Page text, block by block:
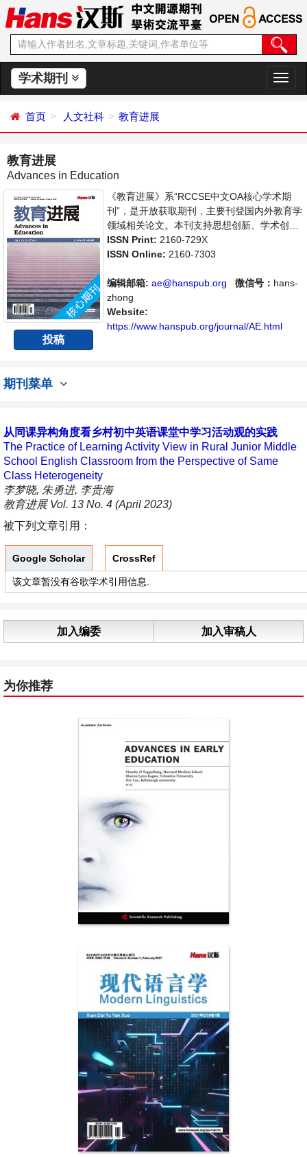
学术期刊
切
换
首页 人文社科 教育进展
教育进展
Advances in Education
投稿
《教育进展》系“RCCSE中文OA核心学术期
刊”，是开放获取期刊，主要刊登国内外教育学
领域相关论文。本刊支持思想创新、学术创
新，倡导科学，繁荣学术，集学术性、思想性
为一体，旨在给世界范围内的科学家、学者、
域内不同方向问题与发展的交流平台。
ISSN Print: 2160-729X
ISSN Online: 2160-7303
编辑邮箱: ae@hanspub.org 微信号： hans-
zhong
Website:
https://www.hanspub.org/journal/AE.html
期刊菜单
从同课异构角度看乡村初中英语课堂中学习活动观的实践
The Practice of Learning Activity View in Rural Junior Middle
School English Classroom from the Perspective of Same
Class Heterogeneity
李梦晓, 朱勇进, 李贵海
教育进展 Vol. 13 No. 4 (April 2023)
被下列文章引用：
Google Scholar CrossRef
该文章暂没有谷歌学术引用信息.
加入编委 加入审稿人
为你推荐